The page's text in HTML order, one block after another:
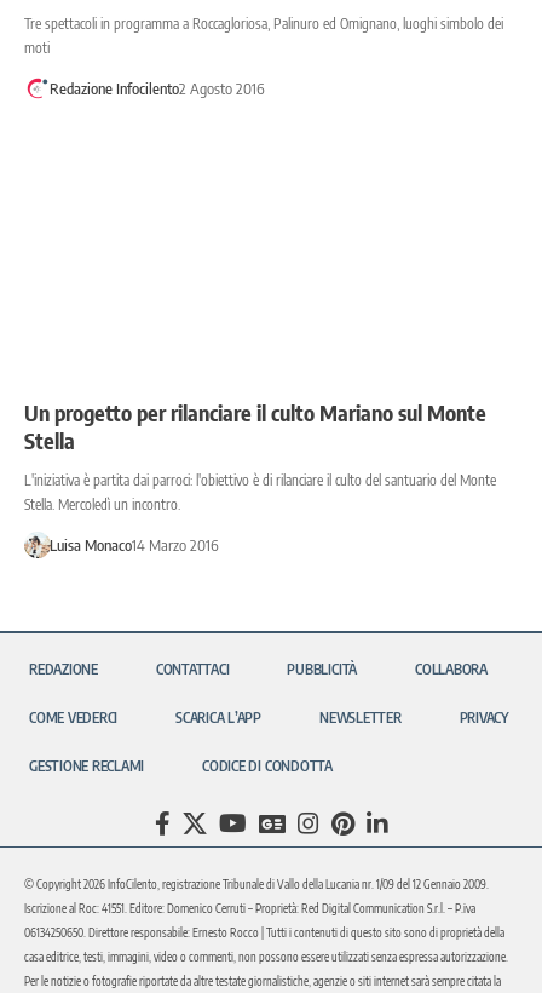
Tre spettacoli in programma a Roccagloriosa, Palinuro ed Omignano, luoghi simbolo dei
moti
Redazione Infocilento2 Agosto 2016
Un progetto per rilanciare il culto Mariano sul Monte
Stella
L'iniziativa è partita dai parroci: l'obiettivo è di rilanciare il culto del santuario del Monte
Stella. Mercoledì un incontro.
Luisa Monaco14 Marzo 2016
REDAZIONE CONTATTACI PUBBLICITÀ COLLABORA
COME VEDERCI SCARICA L’APP NEWSLETTER PRIVACY
GESTIONE RECLAMI CODICE DI CONDOTTA
© Copyright 2026 InfoCilento, registrazione Tribunale di Vallo della Lucania nr. 1/09 del 12 Gennaio 2009.
Iscrizione al Roc: 41551. Editore: Domenico Cerruti – Proprietà: Red Digital Communication S.r.l. – P.iva
06134250650. Direttore responsabile: Ernesto Rocco | Tutti i contenuti di questo sito sono di proprietà della
casa editrice, testi, immagini, video o commenti, non possono essere utilizzati senza espressa autorizzazione.
Per le notizie o fotografie riportate da altre testate giornalistiche, agenzie o siti internet sarà sempre citata la